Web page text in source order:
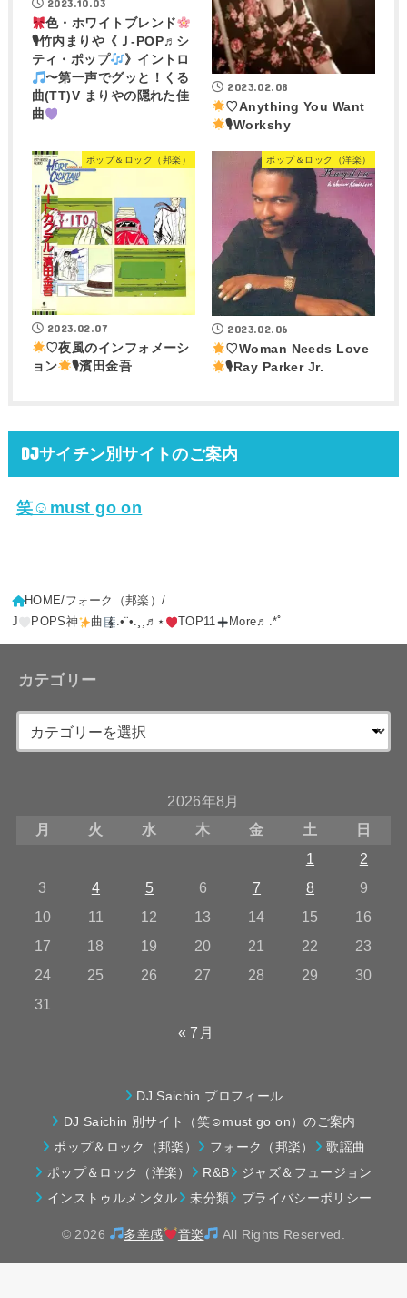
2023.10.03
色・ホワイトブレンド
🎙竹内まりや《Ｊ-POP♬シ
ティ・ポップ
》イントロ
〜第一声でグッと！くる
曲(TT)V まりやの隠れた佳
曲
2023.02.08
♡Anything You Want
🎙Workshy
ポップ＆ロック（邦楽）
2023.02.07
♡夜風のインフォメーシ
ョン
🎙濱田金吾
ポップ＆ロック（洋楽）
2023.02.06
♡Woman Needs Love
🎙Ray Parker Jr.
DJサイチン別サイトのご案内
笑☺must go on
HOME フォーク（邦楽）
J
POPS神 曲 .•¨•.¸¸♬⋆ TOP11 More♬.*ﾟ
カテゴリー
2026年8月
月
火 水 木 金 土
日
1
2
3
4 5 6 7 8
9
10
11 12 13 14 15
16
17
18 19 20 21 22
23
24
25 26 27 28 29
30
31
« 7月
DJ Saichin プロフィール
DJ Saichin 別サイト（笑☺must go on）のご案内
ポップ＆ロック（邦楽）
フォーク（邦楽）
歌謡曲
ポップ＆ロック（洋楽）
R&B
ジャズ＆フュージョン
インストゥルメンタル
未分類 プライバシーポリシー
© 2026 多幸感 音楽 All Rights Reserved.